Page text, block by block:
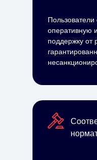
оперативную
поддержку от